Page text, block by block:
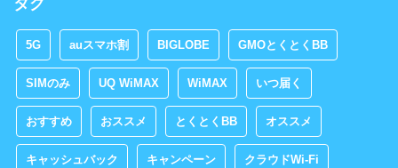
タグ
5G auスマホ割 BIGLOBE GMOとくとくBB
SIMのみ UQ WiMAX WiMAX いつ届く
おすすめ おススメ とくとくBB オススメ
キャッシュバック キャンペーン クラウドWi-Fi